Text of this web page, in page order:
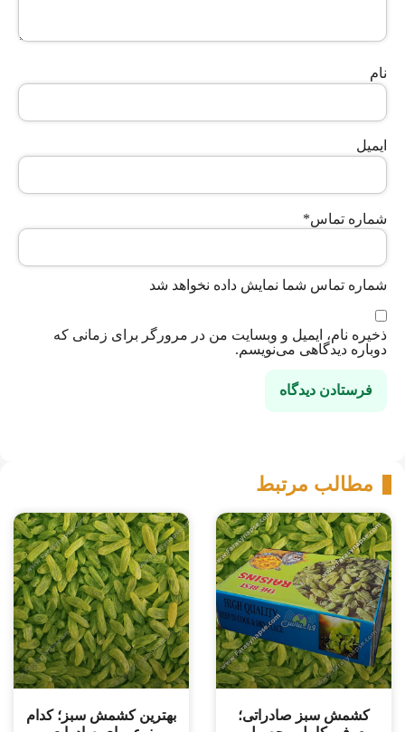
نام
ایمیل
شماره تماس*
شماره تماس شما نمایش داده نخواهد شد
ذخیره نام، ایمیل و وبسایت من در مرورگر برای زمانی که
دوباره دیدگاهی می‌نویسم.
مطالب مرتبط
کشمش سبز صادراتی؛
بهترین کشمش سبز؛ کدام